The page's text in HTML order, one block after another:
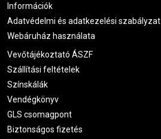
Információk
Adatvédelmi és adatkezelési szabályzat
Webáruház használata
Vevőtájékoztató ÁSZF
Szállítási feltételek
Színskálák
Vendégkönyv
GLS csomagpont
Biztonságos fizetés